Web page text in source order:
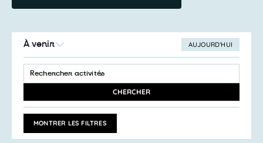
AUJOURD’HUI
À venir
LA
DATE
Recherche
et
de
vues
Activités
SAISIR
MOT-
ACTIVITÉS
MOT-
CLÉ.
CHERCHER
MONTRER LES FILTRES